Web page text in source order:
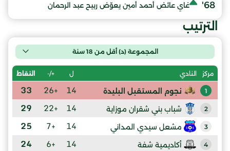
68' غاي عائض أحمد أمين يعوّض ربيح عبد الرحمان
الترتيب
المجموعة (د) أقل من 18 سنة
مركز النادي ل +/- النقاط
1 نجوم المستقبل البليدة 14
+26
33
2 شباب بني شقران موزاية 14
+22
29
3 مشعل سيدي المداني 14
+7
25
4 أكاديمية شفة 14
+6
24